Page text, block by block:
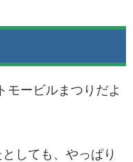
モービルまつりだよ
しても、やっぱり